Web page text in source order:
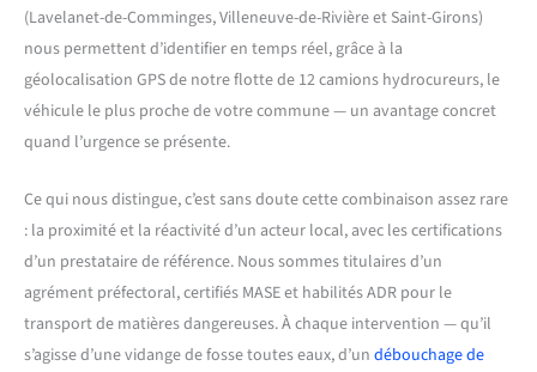
(Lavelanet-de-Comminges, Villeneuve-de-Rivière et Saint-Girons)
nous permettent d’identifier en temps réel, grâce à la
géolocalisation GPS de notre flotte de 12 camions hydrocureurs, le
véhicule le plus proche de votre commune — un avantage concret
quand l’urgence se présente.
Ce qui nous distingue, c’est sans doute cette combinaison assez rare
: la proximité et la réactivité d’un acteur local, avec les certifications
d’un prestataire de référence. Nous sommes titulaires d’un
agrément préfectoral, certifiés MASE et habilités ADR pour le
transport de matières dangereuses. À chaque intervention — qu’il
s’agisse d’une vidange de fosse toutes eaux, d’un débouchage de